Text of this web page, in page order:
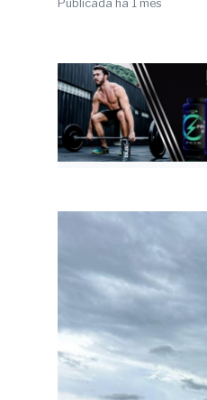
Expansão do
Publicada há 1 mês